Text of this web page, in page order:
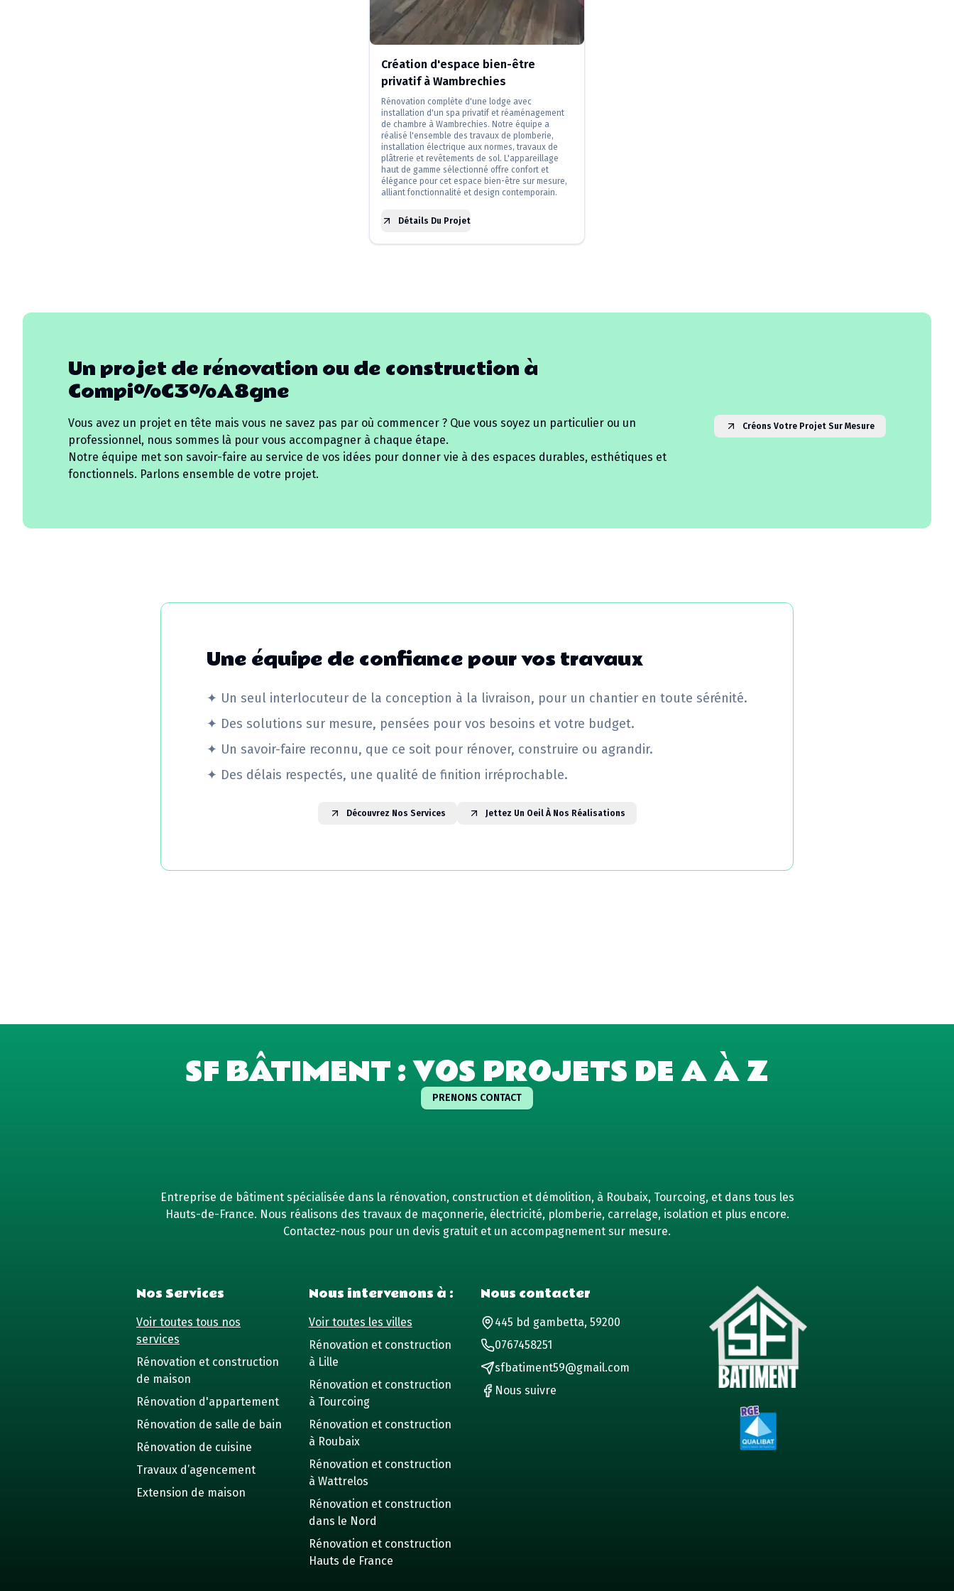
Création d'espace bien-être
privatif à Wambrechies
Rénovation complète d'une lodge avec
installation d'un spa privatif et réaménagement
de chambre à Wambrechies. Notre équipe a
réalisé l'ensemble des travaux de plomberie,
installation électrique aux normes, travaux de
plâtrerie et revêtements de sol. L'appareillage
haut de gamme sélectionné offre confort et
élégance pour cet espace bien-être sur mesure,
alliant fonctionnalité et design contemporain.
Détails Du Projet
Un projet de rénovation ou de construction à
Compi%C3%A8gne
Vous avez un projet en tête mais vous ne savez pas par où commencer ? Que vous soyez un particulier ou un
professionnel, nous sommes là pour vous accompagner à chaque étape.
Notre équipe met son savoir-faire au service de vos idées pour donner vie à des espaces durables, esthétiques et
fonctionnels. Parlons ensemble de votre projet.
Créons Votre Projet Sur Mesure
Une équipe de confiance pour vos travaux
✦ Un seul interlocuteur de la conception à la livraison, pour un chantier en toute sérénité.
✦ Des solutions sur mesure, pensées pour vos besoins et votre budget.
✦ Un savoir-faire reconnu, que ce soit pour rénover, construire ou agrandir.
✦ Des délais respectés, une qualité de finition irréprochable.
Découvrez Nos Services Jettez Un Oeil À Nos Réalisations
SF BÂTIMENT : VOS PROJETS DE A À Z
PRENONS CONTACT
Entreprise de bâtiment spécialisée dans la rénovation, construction et démolition, à Roubaix, Tourcoing, et dans tous les
Hauts-de-France. Nous réalisons des travaux de maçonnerie, électricité, plomberie, carrelage, isolation et plus encore.
Contactez-nous pour un devis gratuit et un accompagnement sur mesure.
Nos Services
Voir toutes tous nos
services
Rénovation et construction
de maison
Rénovation d'appartement
Rénovation de salle de bain
Rénovation de cuisine
Travaux d’agencement
Extension de maison
Nous intervenons à :
Voir toutes les villes
Rénovation et construction
à Lille
Rénovation et construction
à Tourcoing
Rénovation et construction
à Roubaix
Rénovation et construction
à Wattrelos
Rénovation et construction
dans le Nord
Rénovation et construction
Hauts de France
Nous contacter
445 bd gambetta, 59200
0767458251
sfbatiment59@gmail.com
Nous suivre